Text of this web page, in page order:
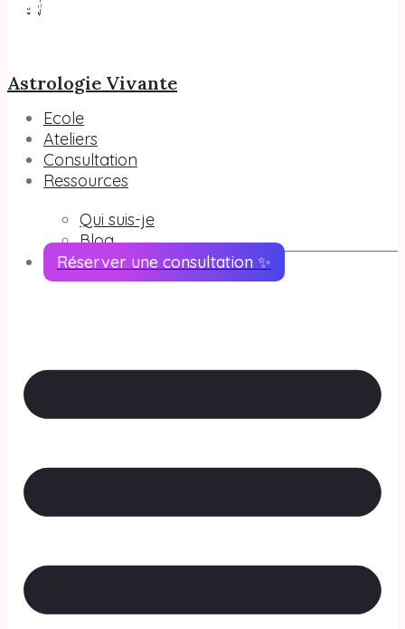
Astrologie Vivante
Ecole
Ateliers
Consultation
Ressources
Qui suis-je
Blog
Réserver une consultation ✨